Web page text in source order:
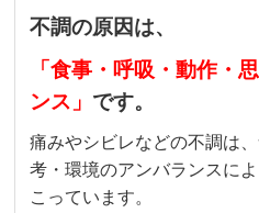
不調の原因は、
「食事・呼吸・動作・
ンス」 です。
痛みやシビレなどの不調は
考・環境のアンバランスに
こっています。